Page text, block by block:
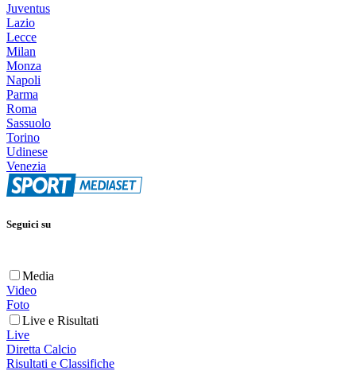
Juventus
Lazio
Lecce
Milan
Monza
Napoli
Parma
Roma
Sassuolo
Torino
Udinese
Venezia
Seguici su
Media
Video
Foto
Live e Risultati
Live
Diretta Calcio
Risultati e Classifiche